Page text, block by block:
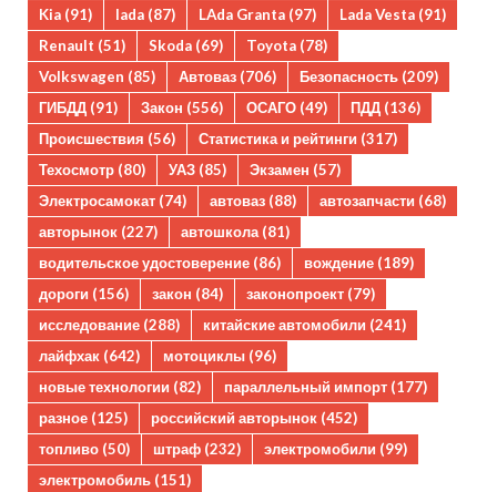
Kia (91) lada (87) LAda Granta (97) Lada Vesta (91)
Renault (51) Skoda (69) Toyota (78)
Volkswagen (85) Автоваз (706) Безопасность (209)
ГИБДД (91) Закон (556) ОСАГО (49) ПДД (136)
Происшествия (56) Статистика и рейтинги (317)
Техосмотр (80) УАЗ (85) Экзамен (57)
Электросамокат (74) автоваз (88) автозапчасти (68)
авторынок (227) автошкола(81)
водительское удостоверение (86) вождение (189)
дороги (156) закон (84) законопроект (79)
исследование (288) китайские автомобили (241)
лайфхак (642) мотоциклы (96)
новые технологии (82) параллельный импорт (177)
разное (125) российский авторынок (452)
топливо (50) штраф (232) электромобили (99)
электромобиль (151)